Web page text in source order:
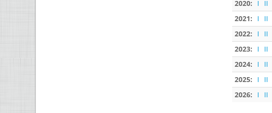
2020:
I II
2021:
I II
2022:
I II
2023:
I II
2024:
I II
2025:
I II
2026:
I II